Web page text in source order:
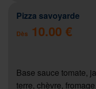
Pizza savoyarde
Dès 10.00 €
Base sauce tomate,
terre, chèvre, fromage